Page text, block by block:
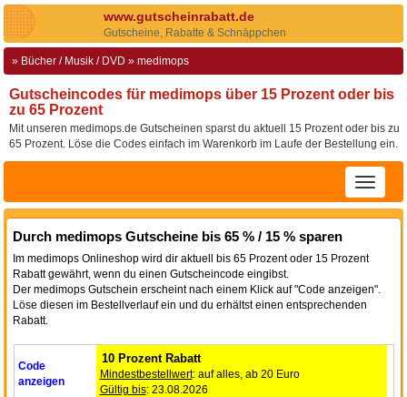
www.gutscheinrabatt.de
Gutscheine, Rabatte & Schnäppchen
» Bücher / Musik / DVD »medimops
Gutscheincodes für medimops über 15 Prozent oder bis
zu 65 Prozent
Mit unseren medimops.de Gutscheinen sparst du aktuell 15 Prozent oder bis zu
65 Prozent. Löse die Codes einfach im Warenkorb im Laufe der Bestellung ein.
Durch medimops Gutscheine bis 65 % / 15 % sparen
Im medimops Onlineshop wird dir aktuell bis 65 Prozent oder 15 Prozent
Rabatt gewährt, wenn du einen Gutscheincode eingibst.
Der medimops Gutschein erscheint nach einem Klick auf "Code anzeigen".
Löse diesen im Bestellverlauf ein und du erhältst einen entsprechenden
Rabatt.
Code
anzeigen
10 Prozent Rabatt
Mindestbestellwert: auf alles, ab 20 Euro
Gültig bis: 23.08.2026